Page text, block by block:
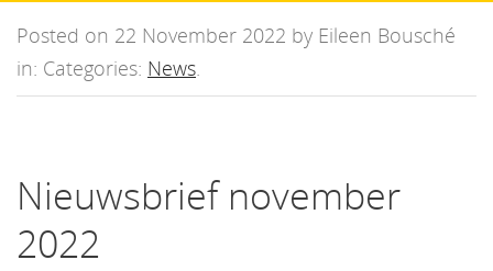
Posted on 22 November 2022 by Eileen Bousché
in: Categories: News.
Nieuwsbrief november
2022